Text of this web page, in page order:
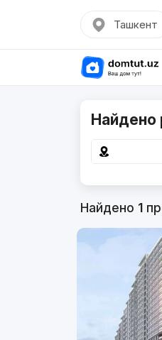
Ташкент
Найдено
Найдено 1